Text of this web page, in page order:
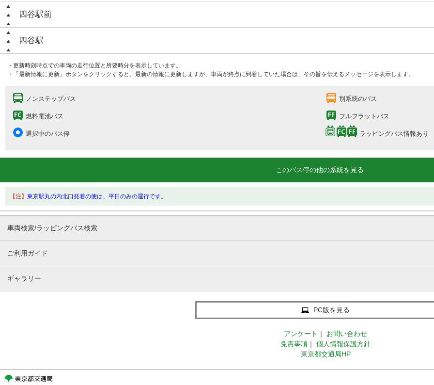
四谷駅前
四谷駅
・更新時刻時点での車両の走行位置と所要時分を表示しています。
・「最新情報に更新」ボタンをクリックすると、最新の情報に更新しますが、車両が終点に到着していた場合は、その旨を伝えるメッセージを表示します。
ノンステップバス 別系統のバス
燃料電池バス フルフラットバス
選択中のバス停 ラッピングバス情報あり
このバス停の他の系統を見る
【注】 東京駅丸の内北口発着の便は、平日のみの運行です。
車両検索/ラッピングバス検索
ご利用ガイド
ギャラリー
PC版を見る
アンケート ｜
お問い合わせ
免責事項 ｜
個人情報保護方針
東京都交通局HP